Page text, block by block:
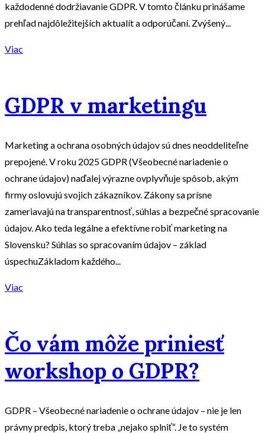
každodenné dodržiavanie GDPR. V tomto článku prinášame
prehľad najdôležitejších aktualít a odporúčaní. Zvýšený...
Viac
GDPR v marketingu
Marketing a ochrana osobných údajov sú dnes neoddeliteľne
prepojené. V roku 2025 GDPR (Všeobecné nariadenie o
ochrane údajov) naďalej výrazne ovplyvňuje spôsob, akým
firmy oslovujú svojich zákazníkov. Zákony sa prísne
zameriavajú na transparentnosť, súhlas a bezpečné spracovanie
údajov. Ako teda legálne a efektívne robiť marketing na
Slovensku? Súhlas so spracovaním údajov – základ
úspechuZákladom každého...
Viac
Čo vám môže priniesť
workshop o GDPR?
GDPR – Všeobecné nariadenie o ochrane údajov – nie je len
právny predpis, ktorý treba „nejako splniť“. Je to systém